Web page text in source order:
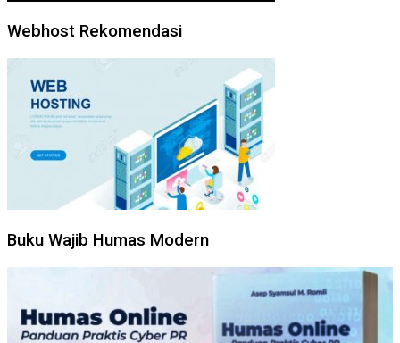
Webhost Rekomendasi
Buku Wajib Humas Modern